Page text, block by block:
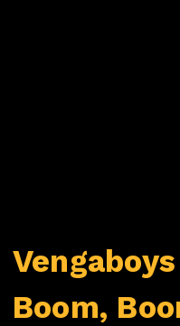
Boom,